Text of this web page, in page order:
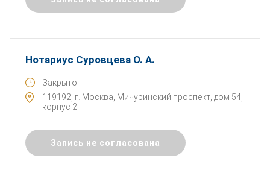
Нотариус Суровцева О. А.
Закрыто
119192, г. Москва, Мичуринский проспект, дом 54,
корпус 2
Запись не согласована